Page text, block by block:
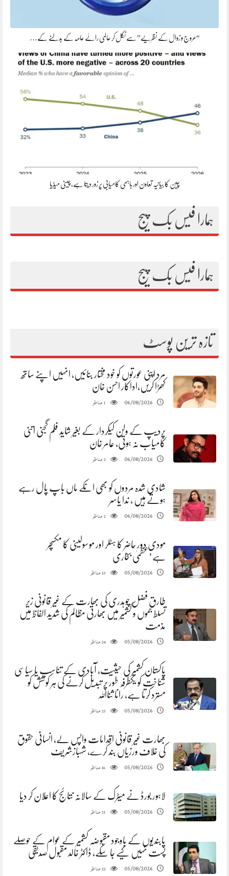
“عروج و زوال کے نظریے” سے نکل کر عالمی رائے عامہ کے بدلنے کے…
چین کا بیانیہ تعاون اور باہمی کامیابی پر زور دیتا ہے، چینی میڈیا
ہمارا فیس بک پیج
ہمارا فیس بک پیج
تازہ ترین پوسٹ
مرد اپنی عورتوں کو خود مختار بنائیں، انہیں اپنے ساتھ
کھڑا کریں،اداکار احسن خان
06/08/2026
1مناظر
پردیپ کے ولن کیکردار کے بغیر شاید فلم گجنی اتنی
کامیاب نہ ہوتی، عامر خان
06/08/2026
2مناظر
شادی شدہ مردوں کو بھی انکے ماں باپ پال رہے
ہوتے ہیں ، ندا یاسر
06/08/2026
2مناظر
مودی دور حاضر کا ہٹلر اور موسولینی کا مکسچر
ہے’عظمیٰ بخاری
05/08/2026
23مناظر
طارق فضل چوہدری کی بھارت کے غیر قانونی زیر
تسلط جموں و کشمیر میں بھارتی مظالم کی شدید الفاظ میں
مذمت
05/08/2026
24مناظر
پاکستان کشمیر کی حیثیت، آبادی کے تناسب یا سیاسی
شناخت کو یکطرفہ طور پر تبدیل کرنے کی ہر کوشش کو
مسترد کرتا ہے، رانا ثنااللہ
05/08/2026
23مناظر
بھارت غیر قانونی اقدامات واپس لے، انسانی حقوق
کی خلاف ورزیاں بند کرے، شہبازشریف
05/08/2026
16مناظر
لاہور بورڈ نے میٹرک کے سالانہ نتائج کا اعلان کر دیا
05/08/2026
21مناظر
پابندیوں کے باوجود مقبوضہ کشمیر کے عوام کے حوصلے
پست نہیں کیے جا سکے، ڈاکٹر خالد مقبول صدیقی
05/08/2026
22مناظر